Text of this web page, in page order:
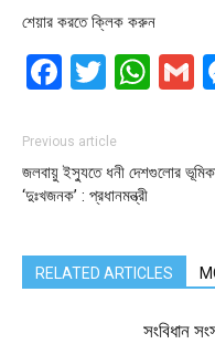
শেয়ার করতে ক্লিক করুন
Previous article
জলবায়ু ইস্যুতে ধনী দেশগুলোর
‘দুঃখজনক’ : প্রধানমন্ত্রী
RELATED ARTICLES
সংবিধান